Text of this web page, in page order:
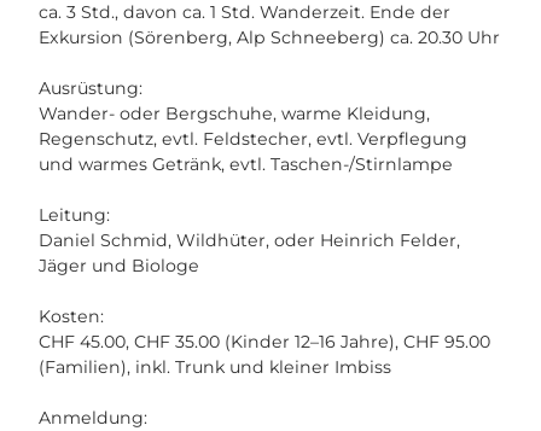
ca. 3 Std., davon ca. 1 Std. Wanderzeit. Ende der
Exkursion (Sörenberg, Alp Schneeberg) ca. 20.30 Uhr
Ausrüstung:
Wander- oder Bergschuhe, warme Kleidung,
Regenschutz, evtl. Feldstecher, evtl. Verpflegung
und warmes Getränk, evtl. Taschen-/Stirnlampe
Leitung:
Daniel Schmid, Wildhüter, oder Heinrich Felder,
Jäger und Biologe
Kosten:
CHF 45.00, CHF 35.00 (Kinder 12–16 Jahre), CHF 95.00
(Familien), inkl. Trunk und kleiner Imbiss
Anmeldung: